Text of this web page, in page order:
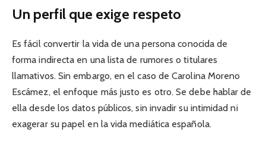
Un perfil que exige respeto
Es fácil convertir la vida de una persona conocida de
forma indirecta en una lista de rumores o titulares
llamativos. Sin embargo, en el caso de Carolina Moreno
Escámez, el enfoque más justo es otro. Se debe hablar de
ella desde los datos públicos, sin invadir su intimidad ni
exagerar su papel en la vida mediática española.